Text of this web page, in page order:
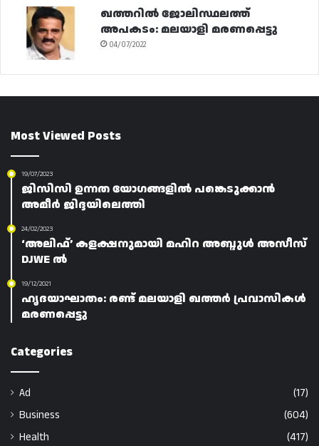
ഖത്തറിൽ ജോലിസ്ഥലത്ത്
അപകടം: മലയാളി മരണപ്പെട്ടു
04/07/2022
Most Viewed Posts
19/07/2023
ജിസിസി ഉന്നത യോഗങ്ങളിൽ പങ്കെടുക്കാൻ
അമീർ ജിദ്ദയിലെത്തി
24/02/2023
‘അലിഫ്’ കളക്ഷനുമായി മഹിറ അബ്ദുൾ അസീസ്
DJWE ൽ
19/12/2021
ഹൃദയാഘാതം: രണ്ട് മലയാളി ഖത്തർ പ്രവാസികൾ
മരണപ്പെട്ടു
Categories
Ad
(17)
Business
(604)
Health
(417)